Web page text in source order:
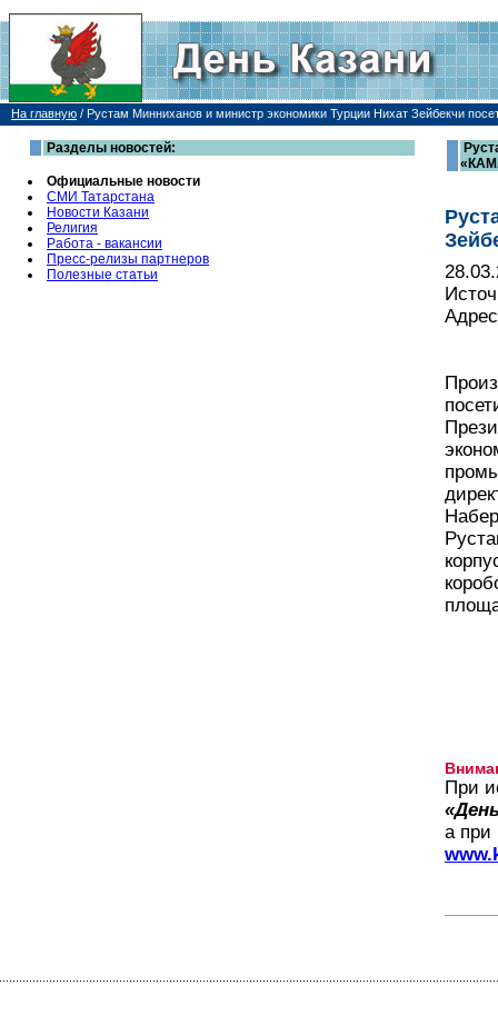
На главную / Рустам Минниханов и министр экономики Турции Нихат Зейбекчи
Разделы новостей:
Официальные новости
СМИ Татарстана
Новости Казани
Религия
Работа - вакансии
Пресс-релизы партнеров
Полезные статьи
При
а при